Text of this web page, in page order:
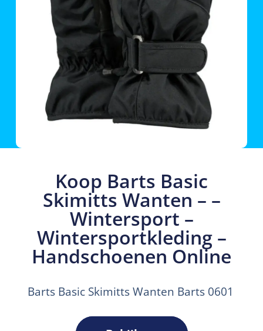
Koop Barts Basic
Skimitts Wanten – –
Wintersport –
Wintersportkleding –
Handschoenen Online
Barts Basic Skimitts Wanten Barts 0601